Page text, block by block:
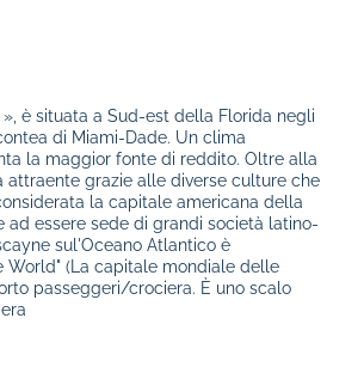
è situata a Sud-est della Florida negli
di Miami-Dade. Un clima
la maggior fonte di reddito. Oltre alla
grazie alle diverse culture che
la capitale americana della
essere sede di grandi società latino-
sul'Oceano Atlantico è
World" (La capitale mondiale delle
passeggeri/crociera. È uno scalo